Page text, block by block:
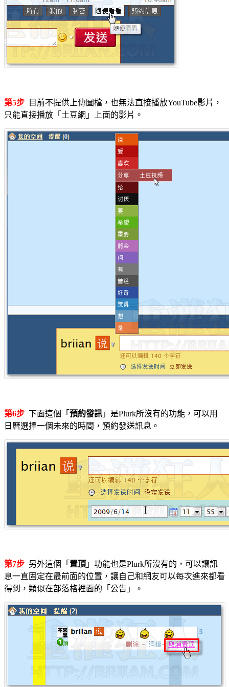
第5步 目前不提供上傳圖檔，也無法直接播放YouTube影片，
只能直接播放「土豆網」上面的影片。
第6步 下面這個「 預約發訊 」是Plurk所沒有的功能，可以用
日曆選擇一個未來的時間，預約發送訊息。
第7步 另外這個「 置頂 」功能也是Plurk所沒有的，可以讓訊
息一直固定在最前面的位置，讓自己和網友可以每次進來都看
得到，類似在部落格裡面的「公告」。